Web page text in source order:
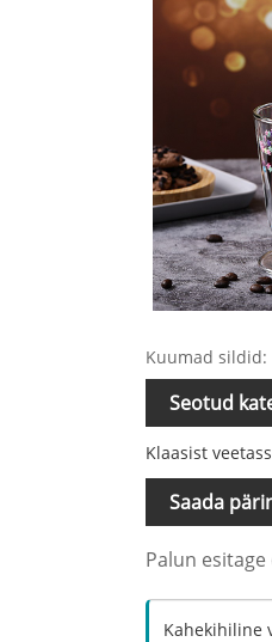
Kuumad sildid:
Seotud
Klaasist
Saada
Palun